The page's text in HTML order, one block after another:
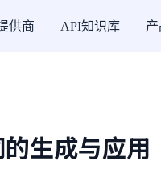
供商 API知识库
生成与应用